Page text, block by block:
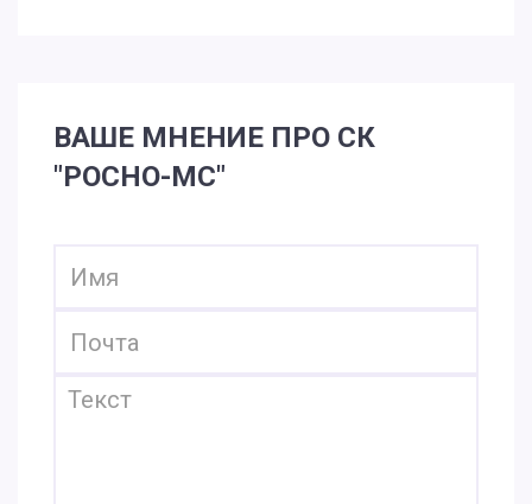
ВАШЕ МНЕНИЕ ПРО СК
"РОСНО-МС"